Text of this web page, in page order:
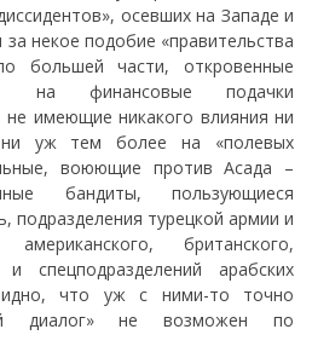
осевших на Западе и
некое подобие «правительства
большей части, откровенные
на финансовые подачки
не имеющие никакого влияния ни
ни уж тем более на «полевых
воюющие против Асада –
бандиты, пользующиеся
подразделения турецкой армии и
британского,
и спецподразделений арабских
что уж с ними-то точно
диалог» не возможен по